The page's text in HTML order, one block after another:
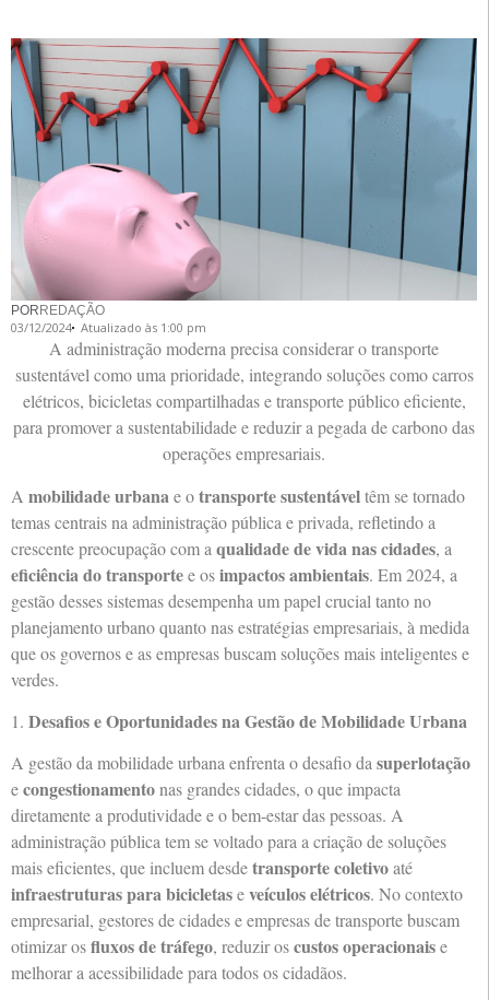
POR REDAÇÃO
03/12/2024 Atualizado às 1:00 pm
A administração moderna precisa considerar o transporte
sustentável como uma prioridade, integrando soluções como carros
elétricos, bicicletas compartilhadas e transporte público eficiente,
para promover a sustentabilidade e reduzir a pegada de carbono das
operações empresariais.
A mobilidade urbanae otransporte sustentáveltêm se tornado
temas centrais na administração pública e privada, refletindo a
crescente preocupação com a qualidade de vida nas cidades, a
eficiência do transportee osimpactos ambientais. Em 2024, a
gestão desses sistemas desempenha um papel crucial tanto no
planejamento urbano quanto nas estratégias empresariais, à medida
que os governos e as empresas buscam soluções mais inteligentes e
verdes.
1. Desafios e Oportunidades na Gestão de Mobilidade Urbana
A gestão da mobilidade urbana enfrenta o desafio dasuperlotação
econgestionamentonas grandes cidades, o que impacta
diretamente a produtividade e o bem-estar das pessoas. A
administração pública tem se voltado para a criação de soluções
mais eficientes, que incluem desdetransporte coletivoaté
infraestruturas para bicicletaseveículos elétricos. No contexto
empresarial, gestores de cidades e empresas de transporte buscam
otimizar osfluxos de tráfego, reduzir oscustos operacionaise
melhorar a acessibilidade para todos os cidadãos.